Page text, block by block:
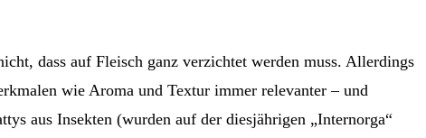
dass auf Fleisch ganz verzichtet werden muss. Allerdings
wie Aroma und Textur immer relevanter – und
aus Insekten (wurden auf der diesjährigen „Internorga“